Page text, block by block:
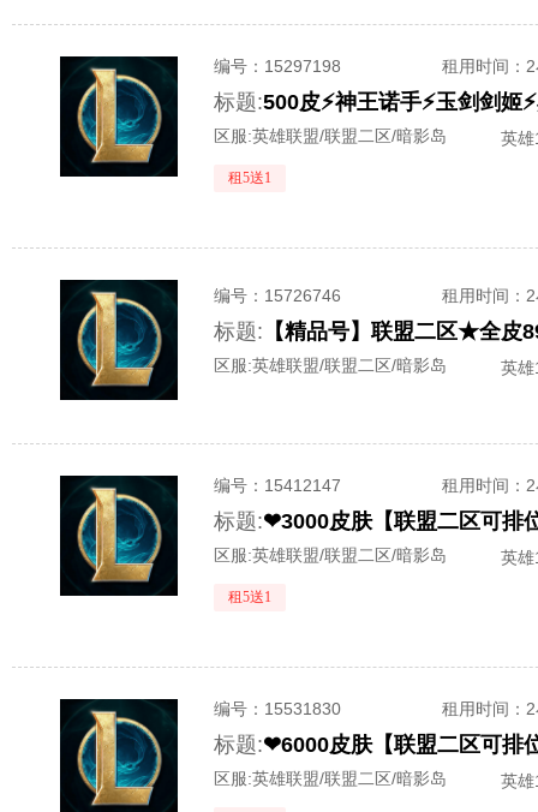
编号： 15297198 租用时间 ：
标题:500皮⚡神王诺手⚡玉剑剑姬
区服:英雄联盟/联盟二区/暗影岛 英
租5送1
编号： 15726746 租用时间 ：
标题: 【精品号】联盟二区★全
区服:英雄联盟/联盟二区/暗影岛 英
编号： 15412147 租用时间 ：
标题:❤3000皮肤【联盟二区可排
区服:英雄联盟/联盟二区/暗影岛 英
租5送1
编号： 15531830 租用时间 ：
标题:❤6000皮肤【联盟二区可排
区服:英雄联盟/联盟二区/暗影岛 英